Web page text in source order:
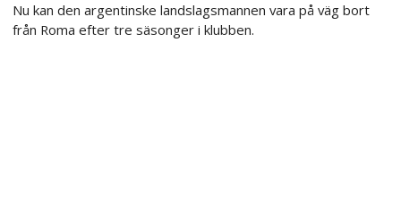
Nu kan den argentinske landslagsmannen vara på väg bort
från Roma efter tre säsonger i klubben.